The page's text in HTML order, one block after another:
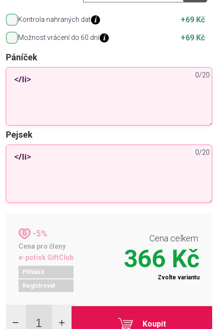
Kontrola nahraných dat +69 Kč
Možnost vrácení do 60 dní +69 Kč
Páníček
0/20
Pejsek
0/20
-5%
Cena pro členy
e-potisk GiftClub
Přihlásit
Registrovat
Cena celkem:
366 Kč
Zvolte variantu
Koupit